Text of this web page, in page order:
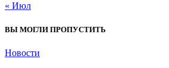
« Июл
ВЫ МОГЛИ ПРОПУСТИТЬ
Новости